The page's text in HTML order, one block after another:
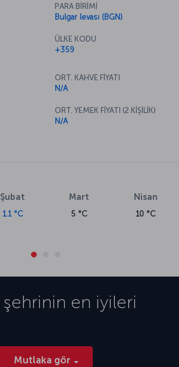
PARA BİRİMİ
Bulgar levası (BGN)
ÜLKE KODU
+359
ORT. KAHVE FİYATI
N/A
ORT. YEMEK FİYATI (2 KİŞİLİK)
N/A
Şubat
1.1 °C
Mart
5 °C
Nisan
10 °C
şehrinin en iyileri
Mutlaka gör